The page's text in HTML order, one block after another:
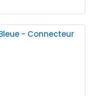
- Connecteur